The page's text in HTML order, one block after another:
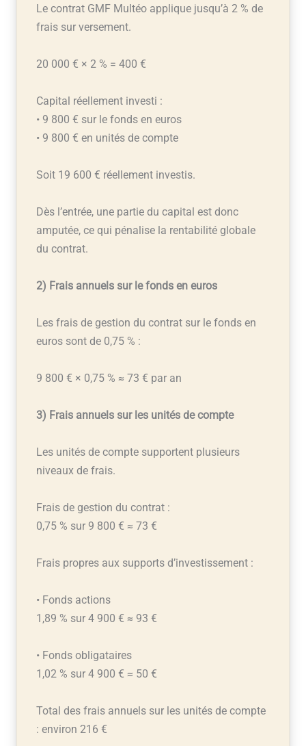
Le contrat GMF Multéo applique jusqu’à 2 % de
frais sur versement.
20 000 € × 2 % = 400 €
Capital réellement investi :
• 9 800 € sur le fonds en euros
• 9 800 € en unités de compte
Soit 19 600 € réellement investis.
Dès l’entrée, une partie du capital est donc
amputée, ce qui pénalise la rentabilité globale
du contrat.
2) Frais annuels sur le fonds en euros
Les frais de gestion du contrat sur le fonds en
euros sont de 0,75 % :
9 800 € × 0,75 % ≈ 73 € par an
3) Frais annuels sur les unités de compte
Les unités de compte supportent plusieurs
niveaux de frais.
Frais de gestion du contrat :
0,75 % sur 9 800 € ≈ 73 €
Frais propres aux supports d’investissement :
• Fonds actions
1,89 % sur 4 900 € ≈ 93 €
• Fonds obligataires
1,02 % sur 4 900 € ≈ 50 €
Total des frais annuels sur les unités de compte
: environ 216 €